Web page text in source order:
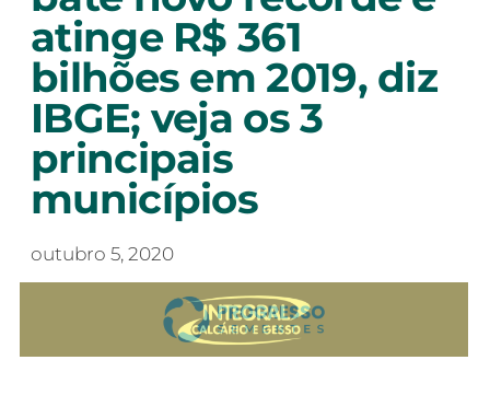
atinge R$ 361
bilhões em 2019, diz
IBGE; veja os 3
principais
municípios
outubro 5, 2020